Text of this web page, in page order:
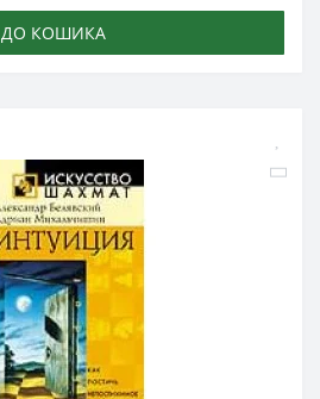
ДО КОШИКА